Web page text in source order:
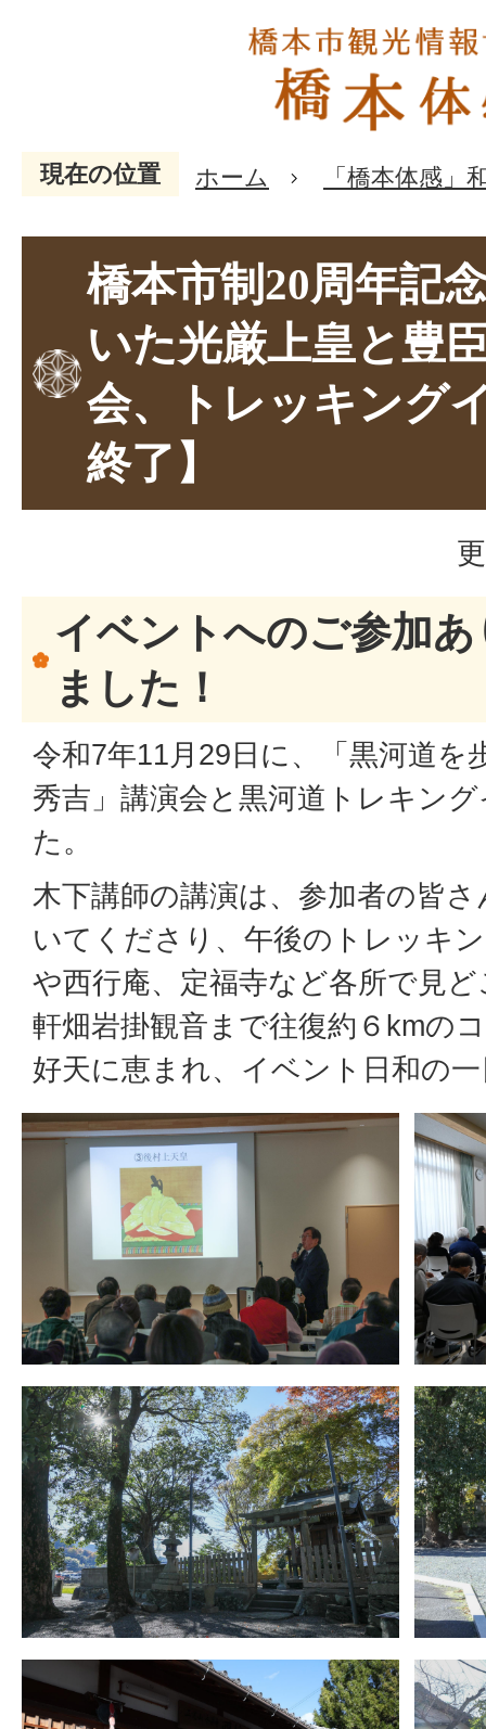
現在の位置 ホーム 「橋本体感」
橋本市制20周年記
いた光厳上皇と豊
会、トレッキング
終了】
イベントへのご参加
ました！
令和7年11月29日に、「黒河道を
秀吉」講演会と黒河道トレキン
た。
木下講師の講演は、参加者の皆
いてくださり、午後のトレッキ
や西行庵、定福寺など各所で見
軒畑岩掛観音まで往復約６kmの
好天に恵まれ、イベント日和の